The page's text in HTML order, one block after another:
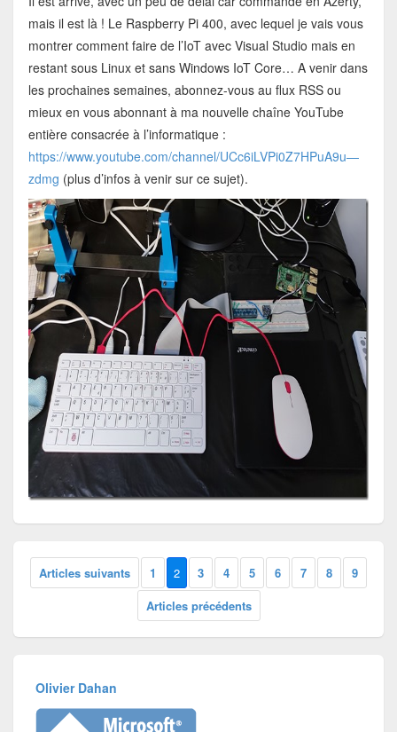
mais il est là ! Le Raspberry Pi 400, avec lequel je vais vous
montrer comment faire de l’IoT avec Visual Studio mais en
restant sous Linux et sans Windows IoT Core… A venir dans
les prochaines semaines, abonnez-vous au flux RSS ou
mieux en vous abonnant à ma nouvelle chaîne YouTube
entière consacrée à l’informatique :
https://www.youtube.com/channel/UCc6iLVPi0Z7HPuA9u—
zdmg (plus d’infos à venir sur ce sujet).
Articles suivants 1 2 3 4 5 6 7 8
9
Articles précédents
Olivier Dahan